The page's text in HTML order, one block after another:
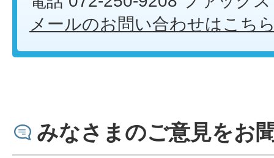
メールのお問い合わせはこち
みなさまのご意見をお